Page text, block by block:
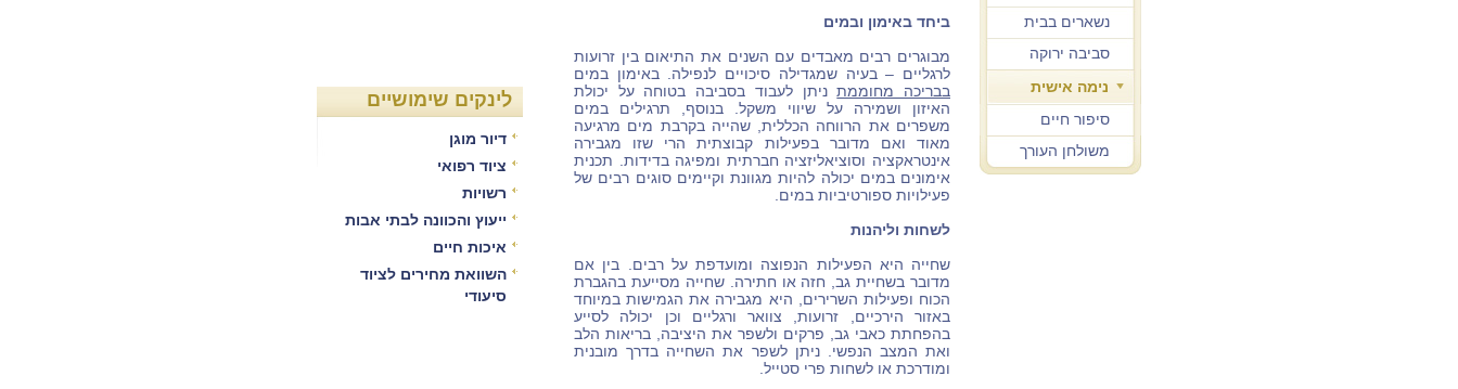
נשארים בבית
סביבה ירוקה
נימה אישית
סיפור חיים
משולחן העורך
ביחד באימון ובמים
מבוגרים רבים מאבדים עם השנים את התיאום בין זרועות
לרגליים – בעיה שמגדילה סיכויים לנפילה. באימון במים
בבריכה מחוממתניתן לעבוד בסביבה בטוחה על יכולת
האיזון ושמירה על שיווי משקל. בנוסף, תרגילים במים
משפרים את הרווחה הכללית, שהייה בקרבת מים מרגיעה
מאוד ואם מדובר בפעילות קבוצתית הרי שזו מגבירה
אינטראקציה וסוציאליזציה חברתית ומפיגה בדידות. תכנית
אימונים במים יכולה להיות מגוונת וקיימים סוגים רבים של
פעילויות ספורטיביות במים.
לשחות וליהנות
שחייה היא הפעילות הנפוצה ומועדפת על רבים. בין אם
מדובר בשחיית גב, חזה או חתירה. שחייה מסייעת בהגברת
הכוח ופעילות השרירים, היא מגבירה את הגמישות במיוחד
באזור הירכיים, זרועות, צוואר ורגליים וכן יכולה לסייע
בהפחתת כאבי גב, פרקים ולשפר את היציבה, בריאות הלב
ואת המצב הנפשי. ניתן לשפר את השחייה בדרך מובנית
ומודרכת או לשחות פרי סטייל.
לינקים שימושיים
דיור מוגן
ציוד רפואי
רשויות
ייעוץ והכוונה לבתי אבות
איכות חיים
השוואת מחירים לציוד
סיעודי